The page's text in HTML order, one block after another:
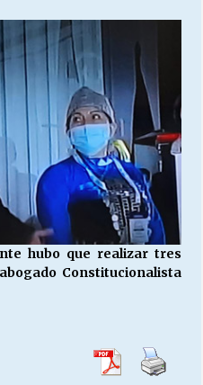
hubo que realizar tres
Constitucionalista